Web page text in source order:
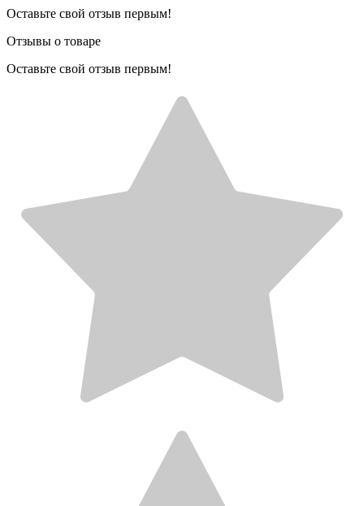
Оставьте свой отзыв первым!
Отзывы о товаре
Оставьте свой отзыв первым!